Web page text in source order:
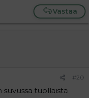
Vastaa
#20
tuollaista